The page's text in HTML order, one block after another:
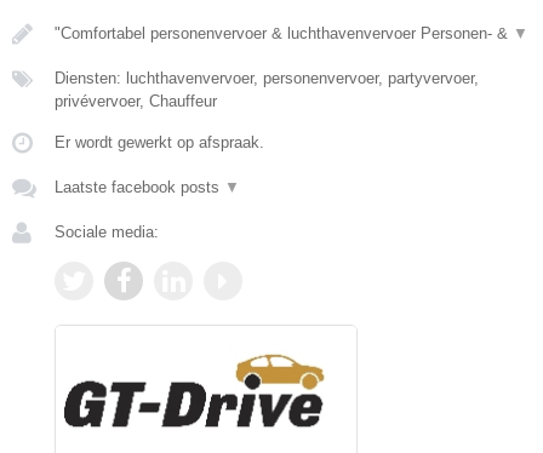
"Comfortabel personenvervoer & luchthavenvervoer Personen- & ▼
Diensten: luchthavenvervoer, personenvervoer, partyvervoer,
privévervoer, Chauffeur
Er wordt gewerkt op afspraak.
Laatste facebook posts ▼
Sociale media: